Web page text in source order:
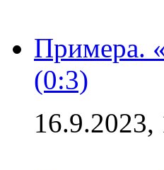
Примера.
(0:3)
16.9.2023,